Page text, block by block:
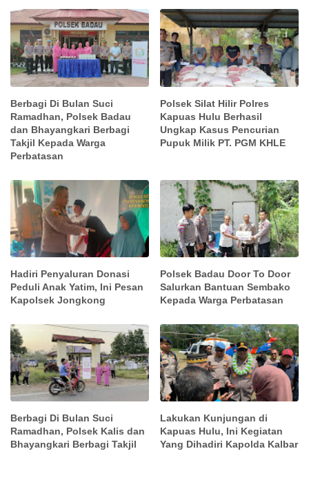
Berbagi Di Bulan Suci
Ramadhan, Polsek Badau
dan Bhayangkari Berbagi
Takjil Kepada Warga
Perbatasan
Polsek Silat Hilir Polres
Kapuas Hulu Berhasil
Ungkap Kasus Pencurian
Pupuk Milik PT. PGM KHLE
Hadiri Penyaluran Donasi
Peduli Anak Yatim, Ini Pesan
Kapolsek Jongkong
Polsek Badau Door To Door
Salurkan Bantuan Sembako
Kepada Warga Perbatasan
Berbagi Di Bulan Suci
Ramadhan, Polsek Kalis dan
Bhayangkari Berbagi Takjil
Lakukan Kunjungan di
Kapuas Hulu, Ini Kegiatan
Yang Dihadiri Kapolda Kalbar